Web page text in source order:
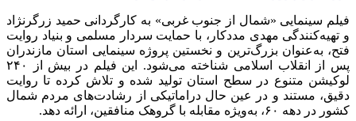
فیلم سینمایی «شمال از جنوب غربی» به کارگردانی حمید زرگرنژاد
و تهیه‌کنندگی مهدی مددکار، با حمایت سردار مسلمی و بنیاد روایت
فتح، به‌عنوان بزرگ‌ترین و نخستین پروژه سینمایی استان مازندران
پس از انقلاب اسلامی شناخته می‌شود. این فیلم در بیش از ۲۴۰
لوکیشن متنوع در سطح استان تولید شده و تلاش کرده تا روایت
دقیق، مستند و در عین حال دراماتیکی از رشادت‌های مردم شمال
کشور در دهه ۶۰، به‌ویژه مقابله با گروهک منافقین، ارائه دهد.